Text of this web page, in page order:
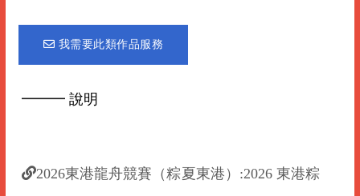
我需要此類作品服務
━━━ 說明
2026東港龍舟競賽（粽夏東港）:2026 東港粽